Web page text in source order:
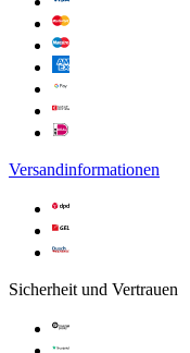
Versandinformationen
Sicherheit und Vertrauen